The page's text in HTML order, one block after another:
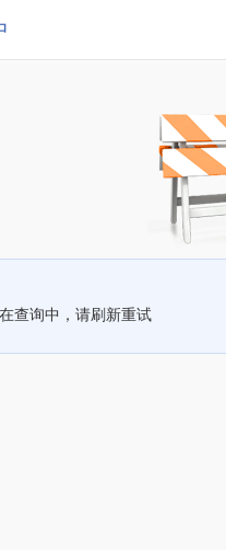
查询中，请刷新重试